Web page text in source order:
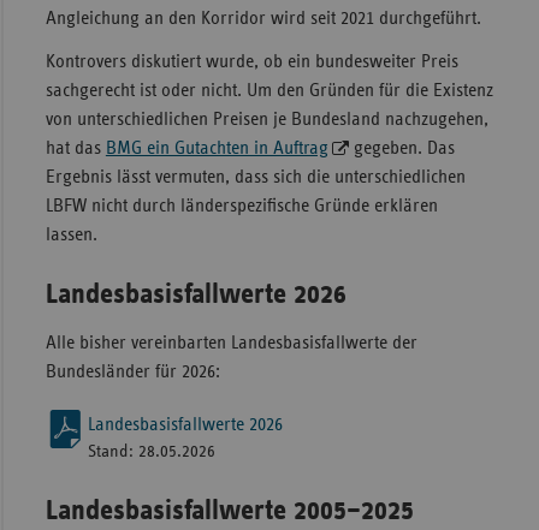
Angleichung an den Korridor wird seit 2021 durchgeführt.
Kontrovers diskutiert wurde, ob ein bundesweiter Preis
sachgerecht ist oder nicht. Um den Gründen für die Existenz
von unterschiedlichen Preisen je Bundesland nachzugehen,
hat das BMG ein Gutachten in Auftrag
gegeben. Das
Ergebnis lässt vermuten, dass sich die unterschiedlichen
LBFW nicht durch länderspezifische Gründe erklären
lassen.
Landesbasisfallwerte 2026
Alle bisher vereinbarten Landesbasisfallwerte der
Bundesländer für 2026:
Landesbasisfallwerte 2026
Stand: 28.05.2026
Landesbasisfallwerte 2005–2025